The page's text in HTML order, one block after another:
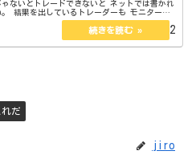
ゃないとトレードできないと ネットでは書かれ
。 結果を出しているトレーダーも モニターを
て パソコンでやられてる方がほとんどです。
2022.06.12
だ
jiro